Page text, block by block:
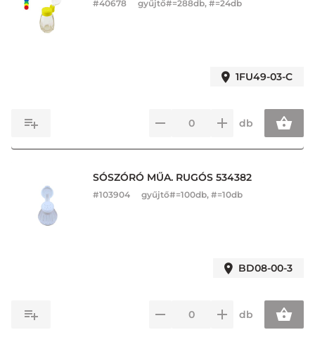
#40678 gyűjtő#=288db, #=24db
1FU49-03-C
db
SÓSZÓRÓ MŰA. RUGÓS 534382
#103904 gyűjtő#=100db, #=10db
BD08-00-3
db